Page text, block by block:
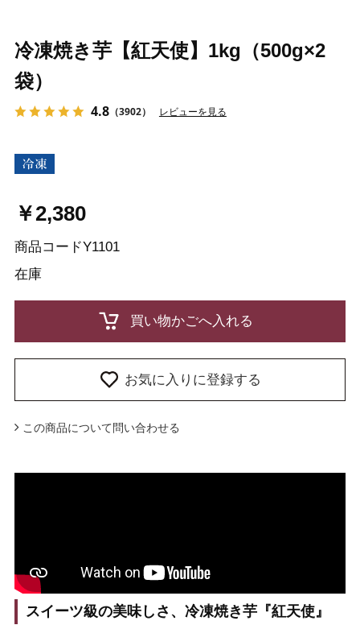
冷凍焼き芋【紅天使】1kg（500g×2
袋）
4.8（3902） レビューを見る
￥2,380
商品コードY1101
在庫
お気に入りに登録する
この商品について問い合わせる
スイーツ級の美味しさ、冷凍焼き芋『紅天使』